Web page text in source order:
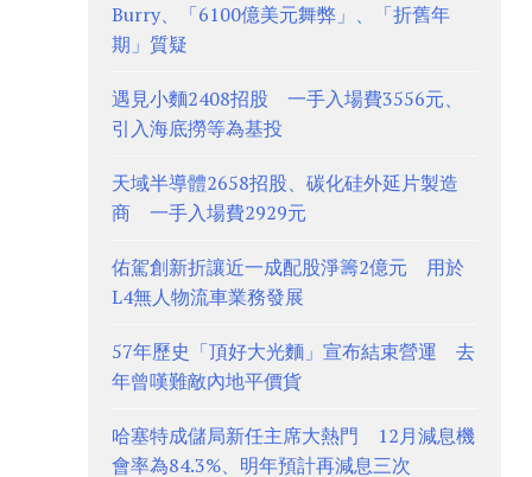
Burry、「6100億美元舞弊」、「折舊年
期」質疑
遇見小麵2408招股 一手入場費3556元、
引入海底撈等為基投
天域半導體2658招股、碳化硅外延片製造
商 一手入場費2929元
佑駕創新折讓近一成配股淨籌2億元 用於
L4無人物流車業務發展
57年歷史「頂好大光麵」宣布結束營運 去
年曾嘆難敵內地平價貨
哈塞特成儲局新任主席大熱門 12月減息機
會率為84.3%、明年預計再減息三次